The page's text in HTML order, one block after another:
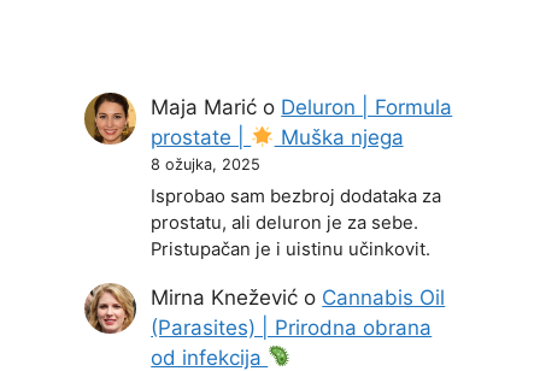
Maja Marić o Deluron | Formula
prostate |
Muška njega
8 ožujka, 2025
Isprobao sam bezbroj dodataka za
prostatu, ali deluron je za sebe.
Pristupačan je i uistinu učinkovit.
Mirna Knežević o Cannabis Oil
(Parasites) | Prirodna obrana
od infekcija